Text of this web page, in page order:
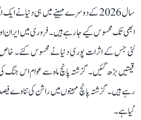
سال 2026 کے دوسرے مہینے میں ہی دنیا
ابھی تک محسوس کیے جا رہے ہیں۔ فروری میں ایران
گئی جس کے اثرات پوری دنیا نے محسوس کئے۔ خاص
قیمتیں بڑھ گئیں۔ گزشتہ پانچ ماہ سے عوام اس جنگ
رہے ہیں۔ گزشتہ پانچ مہینوں میں راشن کی نناوے فیصد
گیا ہے۔